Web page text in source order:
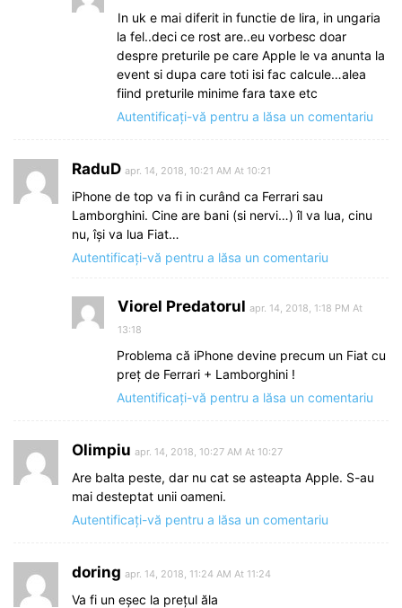
In uk e mai diferit in functie de lira, in ungaria
la fel..deci ce rost are..eu vorbesc doar
despre preturile pe care Apple le va anunta la
event si dupa care toti isi fac calcule…alea
fiind preturile minime fara taxe etc
Autentificați-vă pentru a lăsa un comentariu
RaduD apr. 14, 2018, 10:21 AM At 10:21
iPhone de top va fi in curând ca Ferrari sau
Lamborghini. Cine are bani (si nervi…) îl va lua, cinu
nu, își va lua Fiat…
Autentificați-vă pentru a lăsa un comentariu
Viorel Predatorul apr. 14, 2018, 1:18 PM At
13:18
Problema că iPhone devine precum un Fiat cu
preț de Ferrari + Lamborghini !
Autentificați-vă pentru a lăsa un comentariu
Olimpiu apr. 14, 2018, 10:27 AM At 10:27
Are balta peste, dar nu cat se asteapta Apple. S-au
mai desteptat unii oameni.
Autentificați-vă pentru a lăsa un comentariu
doring apr. 14, 2018, 11:24 AM At 11:24
Va fi un eșec la prețul ăla